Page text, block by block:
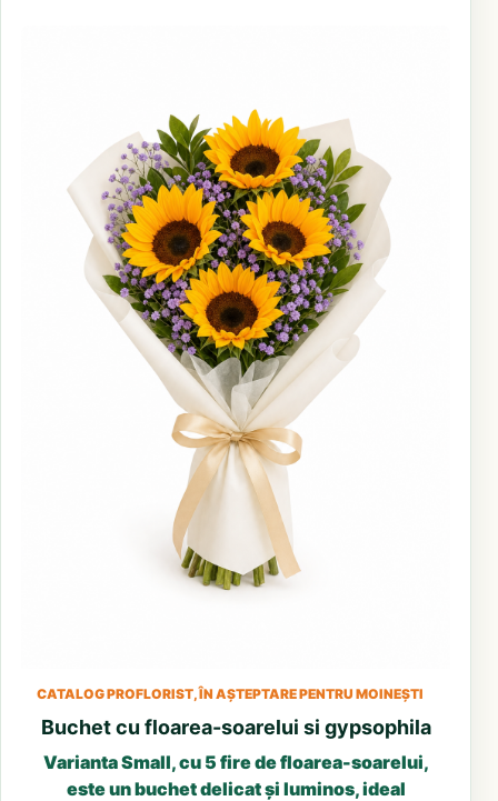
CATALOG PROFLORIST, ÎN AȘTEPTARE PENTRU MOINEȘTI
Buchet cu floarea-soarelui si gypsophila
Varianta Small, cu 5 fire de floarea-soarelui,
este un buchet delicat și luminos, ideal